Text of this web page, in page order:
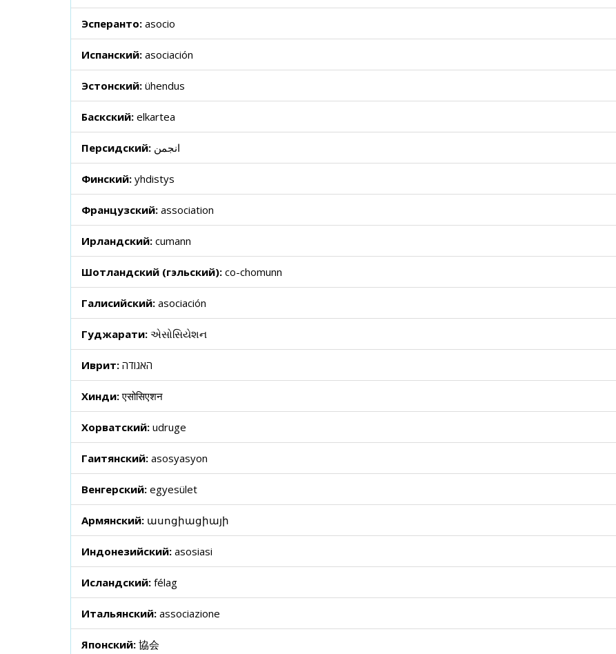
Эсперанто: asocio
Испанский: asociación
Эстонский: ühendus
Баскский: elkartea
Персидский: انجمن
Финский: yhdistys
Французский: association
Ирландский: cumann
Шотландский (гэльский): co-chomunn
Галисийский: asociación
Гуджарати: એસોસિયેશન
Иврит: האגודה
Хинди:एसोसिएशन
Хорватский: udruge
Гаитянский: asosyasyon
Венгерский: egyesület
Армянский: ասոցիացիայի
Индонезийский: asosiasi
Исландский: félag
Итальянский: associazione
Японский: 協会